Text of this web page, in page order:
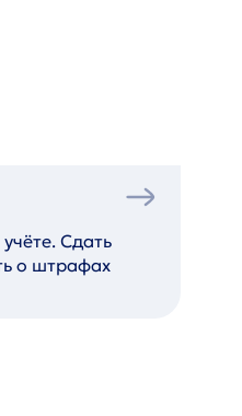
Сдать
о штрафах